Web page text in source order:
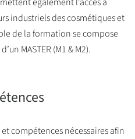
industriels des cosmétiques et
de la formation se compose
MASTER (M1 & M2).
compétences nécessaires afin